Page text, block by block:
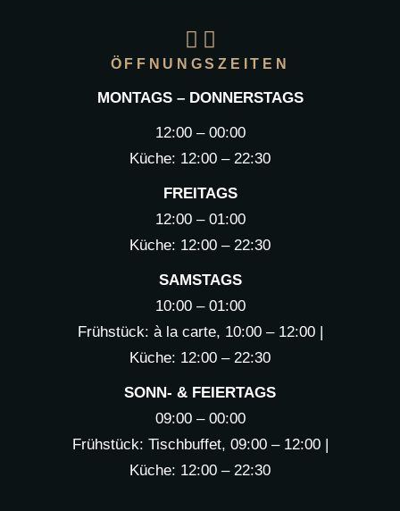
ÖFFNUNGSZEITEN
MONTAGS – DONNERSTAGS
12:00 – 00:00
Küche: 12:00 – 22:30
FREITAGS
12:00 – 01:00
Küche: 12:00 – 22:30
SAMSTAGS
10:00 – 01:00
Frühstück: à la carte, 10:00 – 12:00 |
Küche: 12:00 – 22:30
SONN- & FEIERTAGS
09:00 – 00:00
Frühstück: Tischbuffet, 09:00 – 12:00 |
Küche: 12:00 – 22:30